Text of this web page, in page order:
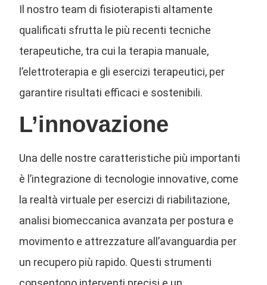
Il nostro team di fisioterapisti altamente
qualificati sfrutta le più recenti tecniche
terapeutiche, tra cui la terapia manuale,
l’elettroterapia e gli esercizi terapeutici, per
garantire risultati efficaci e sostenibili.
L’innovazione
Una delle nostre caratteristiche più importanti
è l’integrazione di tecnologie innovative, come
la realtà virtuale per esercizi di riabilitazione,
analisi biomeccanica avanzata per postura e
movimento e attrezzature all’avanguardia per
un recupero più rapido. Questi strumenti